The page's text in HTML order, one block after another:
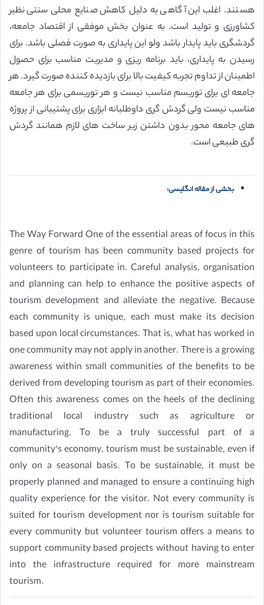
هستند. اغلب این آگاهی به دلیل کاهش صنایع محلی سنتی نظیر
کشاورزی و تولید است. به عنوان بخش موفقی از اقتصاد جامعه،
گردشگری باید پایدار باشد ولو این پایداری به صورت فصلی باشد. برای
رسیدن به پایداری، باید برنامه ریزی و مدیریت مناسب برای حصول
اطمینان از تداوم تجربه کیفیت بالا برای بازدیده کننده صورت گیرد. هر
جامعه ای برای توریسم مناسب نیست و هر توریسمی برای هر جامعه
مناسب نیست ولی گردش گری داوطلبانه ابزاری برای پشتیبانی از پروژه
های جامعه محور بدون داشتن زیر ساخت های لازم همانند گردش
گری طبیعی است.
بخشی از مقاله انگلیسی:
The Way Forward One of the essential areas of focus in this
genre of tourism has been community based projects for
volunteers to participate in. Careful analysis, organisation
and planning can help to enhance the positive aspects of
tourism development and alleviate the negative. Because
each community is unique, each must make its decision
based upon local circumstances. That is, what has worked in
one community may not apply in another. There is a growing
awareness within small communities of the benefits to be
derived from developing tourism as part of their economies.
Often this awareness comes on the heels of the declining
traditional local industry such as agriculture or
manufacturing. To be a truly successful part of a
community’s economy, tourism must be sustainable, even if
only on a seasonal basis. To be sustainable, it must be
properly planned and managed to ensure a continuing high
quality experience for the visitor. Not every community is
suited for tourism development nor is tourism suitable for
every community but volunteer tourism offers a means to
support community based projects without having to enter
into the infrastructure required for more mainstream
tourism.